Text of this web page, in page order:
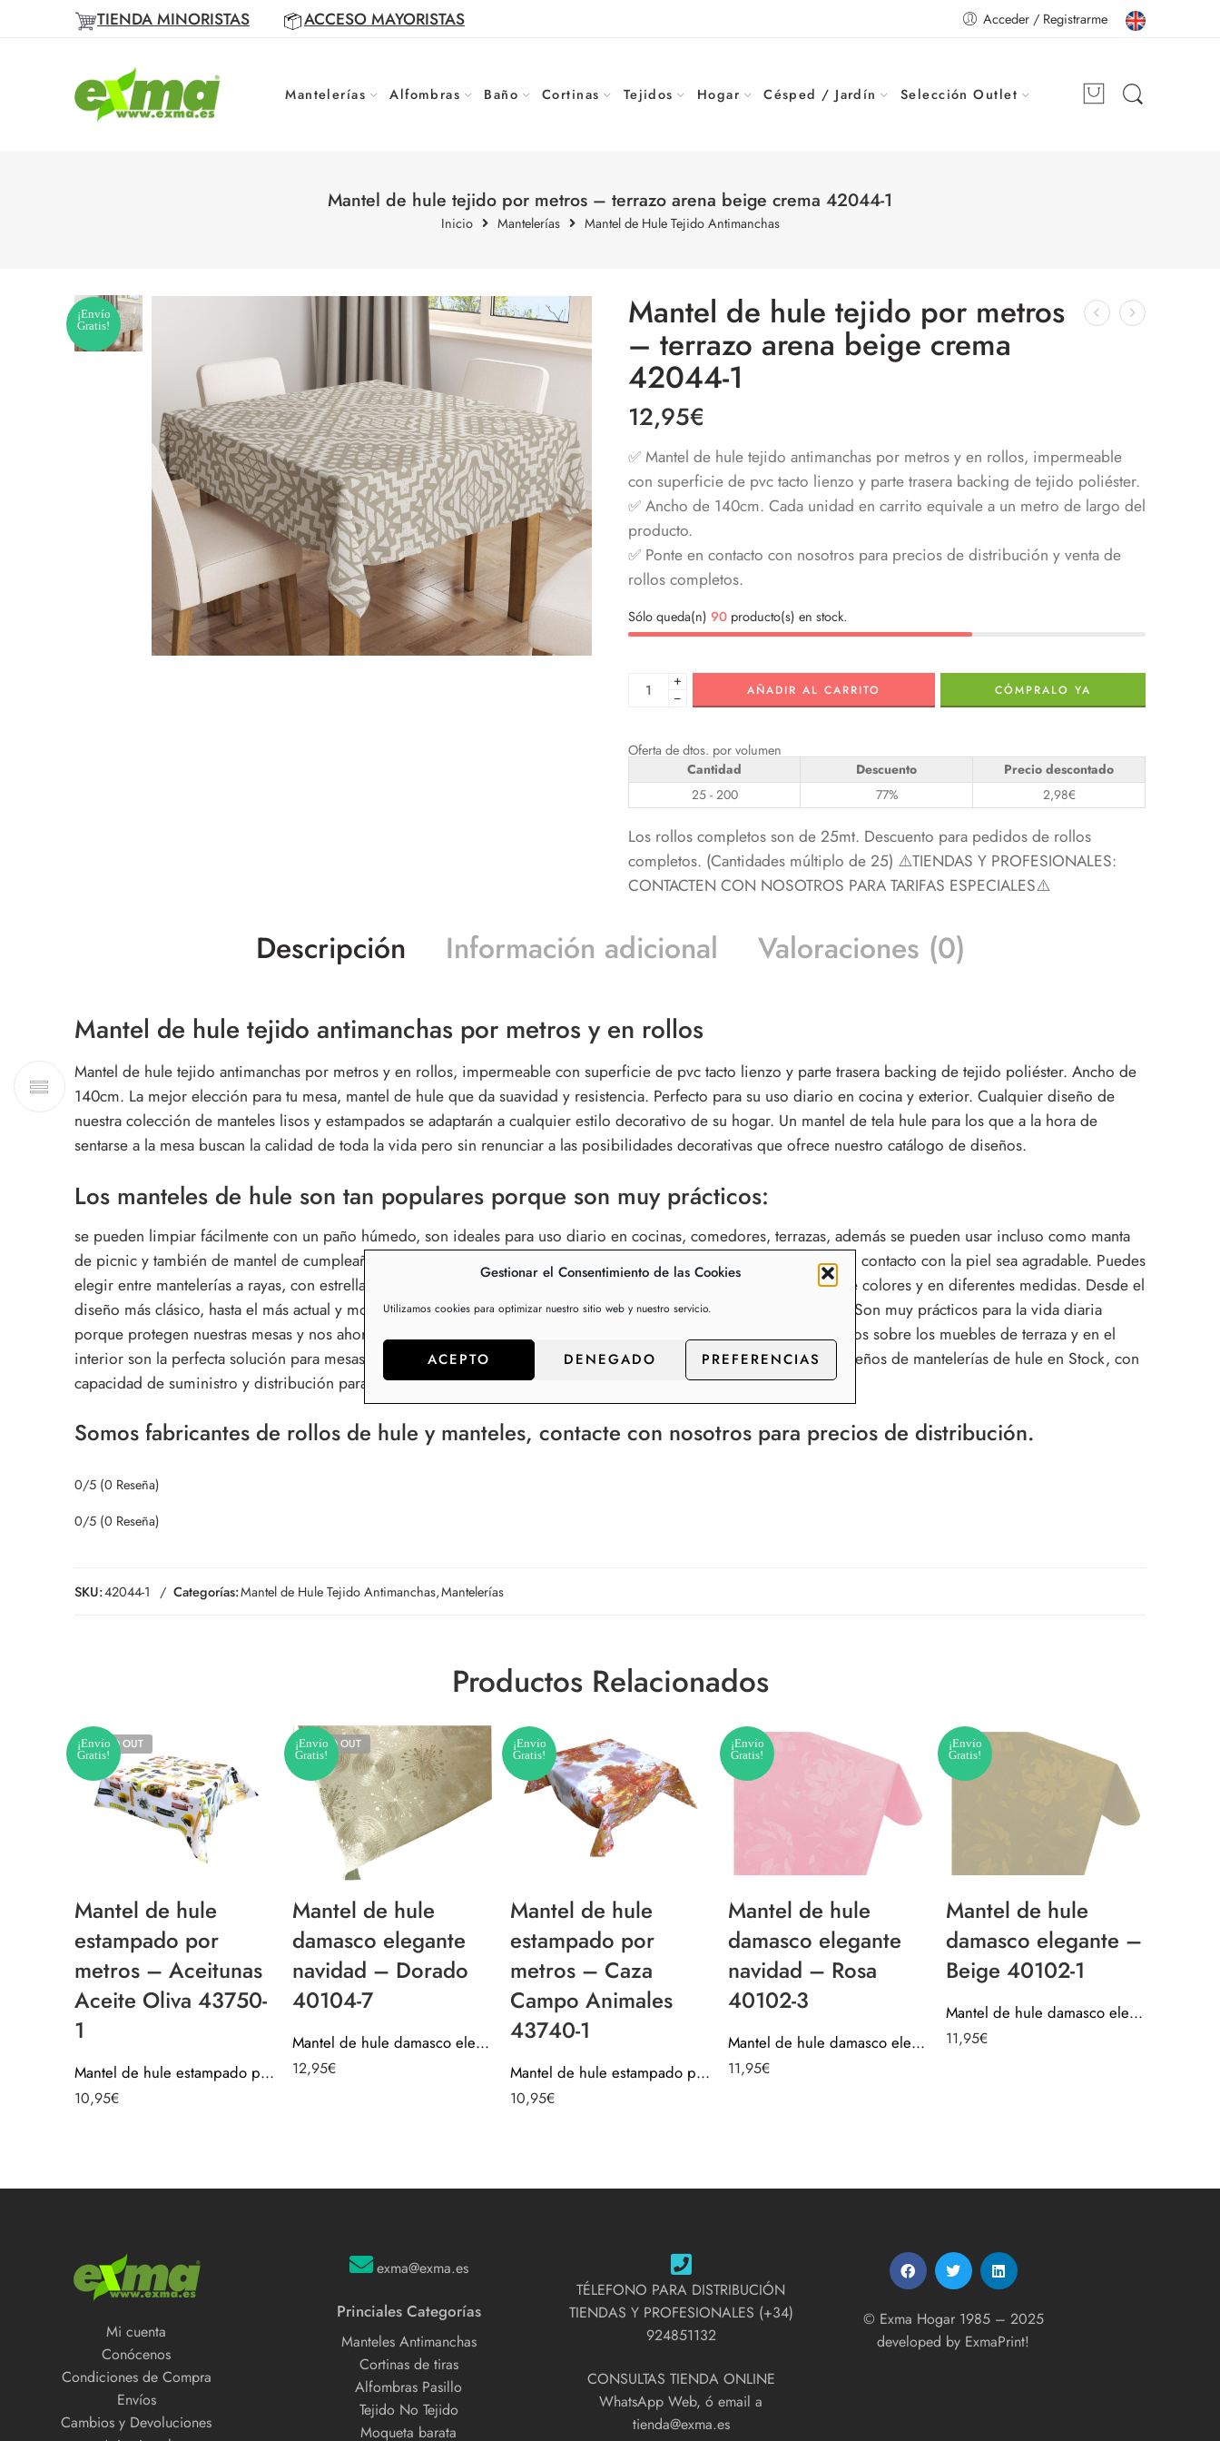
Gestionar el Consentimiento de las Cookies
Utilizamos cookies para optimizar nuestro sitio web y nuestro servicio.
ACEPTO DENEGADO PREFERENCIAS
TIENDA MINORISTAS ACCESO MAYORISTAS Acceder / Registrarme
Mantelerías Alfombras Baño Cortinas Tejidos Hogar Césped / Jardín Selección Outlet
Mantel de hule tejido por metros – terrazo arena beige crema 42044-1
Inicio Mantelerías Mantel de Hule Tejido Antimanchas
¡Envío
Gratis!
Mantel de hule tejido por metros
– terrazo arena beige crema
42044-1
12,95€
✅ Mantel de hule tejido antimanchas por metros y en rollos, impermeable
con superficie de pvc tacto lienzo y parte trasera backing de tejido poliéster.
✅ Ancho de 140cm. Cada unidad en carrito equivale a un metro de largo del
producto.
✅ Ponte en contacto con nosotros para precios de distribución y venta de
rollos completos.
Sólo queda(n) 90 producto(s) en stock.
+
−
AÑADIR AL CARRITO CÓMPRALO YA
Oferta de dtos. por volumen
Cantidad Descuento
Precio descontado
25 - 200
77% 2,98€
Los rollos completos son de 25mt. Descuento para pedidos de rollos
completos. (Cantidades múltiplo de 25) ⚠️TIENDAS Y PROFESIONALES:
CONTACTEN CON NOSOTROS PARA TARIFAS ESPECIALES⚠️
Descripción Información adicional Valoraciones (0)
Mantel de hule tejido antimanchas por metros y en rollos
Mantel de hule tejido antimanchas por metros y en rollos, impermeable con superficie de pvc tacto lienzo y parte trasera backing de tejido poliéster. Ancho de
140cm. La mejor elección para tu mesa, mantel de hule que da suavidad y resistencia. Perfecto para su uso diario en cocina y exterior. Cualquier diseño de
nuestra colección de manteles lisos y estampados se adaptarán a cualquier estilo decorativo de su hogar. Un mantel de tela hule para los que a la hora de
sentarse a la mesa buscan la calidad de toda la vida pero sin renunciar a las posibilidades decorativas que ofrece nuestro catálogo de diseños.
Los manteles de hule son tan populares porque son muy prácticos:
se pueden limpiar fácilmente con un paño húmedo, son ideales para uso diario en cocinas, comedores, terrazas, además se pueden usar incluso como manta
de picnic y también de mantel de cumpleaños. También es importante que el tacto que tengan sea bueno para que el contacto con la piel sea agradable. Puedes
elegir entre mantelerías a rayas, con estrellas, con flores o frutas, estampados geométricos, con una gran variedad de colores y en diferentes medidas. Desde el
diseño más clásico, hasta el más actual y moderno. Para todos los gustos, todas las edades y para todos los hogares. Son muy prácticos para la vida diaria
porque protegen nuestras mesas y nos ahorran colada de manteles cada semana. Además en verano son muy prácticos sobre los muebles de terraza y en el
interior son la perfecta solución para mesas de comedor y cocina. Disponemos de una colección de más de 200 diseños de mantelerías de hule en Stock, con
capacidad de suministro y distribución para los clientes de gran consumo.
Somos fabricantes de rollos de hule y manteles, contacte con nosotros para precios de distribución.
0/5 (0 Reseña)
0/5 (0 Reseña)
SKU:42044-1 Categorías:Mantel de Hule Tejido Antimanchas,Mantelerías
Productos Relacionados
¡Envío
Gratis!
SOLD OUT
Mantel de hule
estampado por
metros – Aceitunas
Aceite Oliva 43750-
1
Mantel de hule estampado por metros – Aceitunas Aceite Oliva 43750-1
10,95€
¡Envío
Gratis!
SOLD OUT
Mantel de hule
damasco elegante
navidad – Dorado
40104-7
Mantel de hule damasco elegante navidad – Dorado 40104-7
12,95€
¡Envío
Gratis!
Mantel de hule
estampado por
metros – Caza
Campo Animales
43740-1
Mantel de hule estampado por metros – Caza Campo Animales 43740-1
10,95€
¡Envío
Gratis!
Mantel de hule
damasco elegante
navidad – Rosa
40102-3
Mantel de hule damasco elegante navidad – Rosa 40102-3
11,95€
¡Envío
Gratis!
Mantel de hule
damasco elegante –
Beige 40102-1
Mantel de hule damasco elegante – Beige 40102-1
11,95€
Mi cuenta
Conócenos
Condiciones de Compra
Envíos
Cambios y Devoluciones
exma@exma.es
Princiales Categorías
Manteles Antimanchas
Cortinas de tiras
Alfombras Pasillo
Tejido No Tejido
Moqueta barata
TÉLEFONO PARA DISTRIBUCIÓN
TIENDAS Y PROFESIONALES (+34)
924851132
CONSULTAS TIENDA ONLINE
WhatsApp Web, ó email a
tienda@exma.es
© Exma Hogar 1985 – 2025
developed by ExmaPrint!